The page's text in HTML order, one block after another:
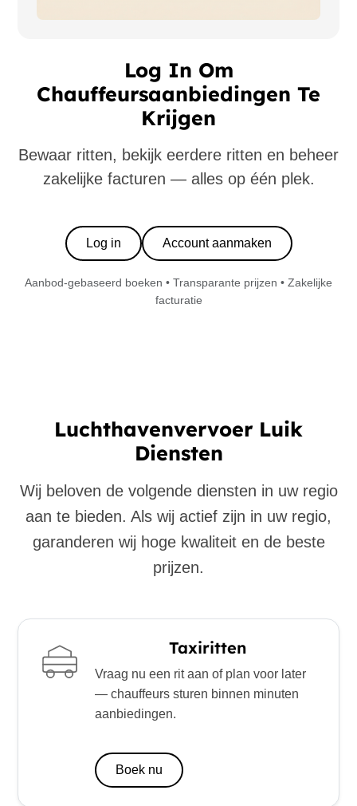
Log In Om
Chauffeursaanbiedingen Te
Krijgen
Bewaar ritten, bekijk eerdere ritten en beheer
zakelijke facturen — alles op één plek.
Log in Account aanmaken
Aanbod-gebaseerd boeken • Transparante prijzen • Zakelijke
facturatie
Luchthavenvervoer Luik
Diensten
Wij beloven de volgende diensten in uw regio
aan te bieden. Als wij actief zijn in uw regio,
garanderen wij hoge kwaliteit en de beste
prijzen.
Taxiritten
Vraag nu een rit aan of plan voor later
— chauffeurs sturen binnen minuten
aanbiedingen.
Boek nu